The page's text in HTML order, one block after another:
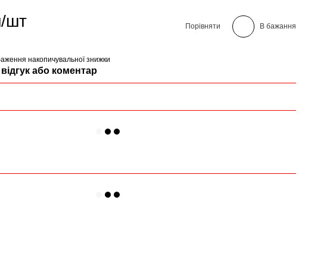
шт Порівняти В бажання
накопичувальної знижки
або коментар